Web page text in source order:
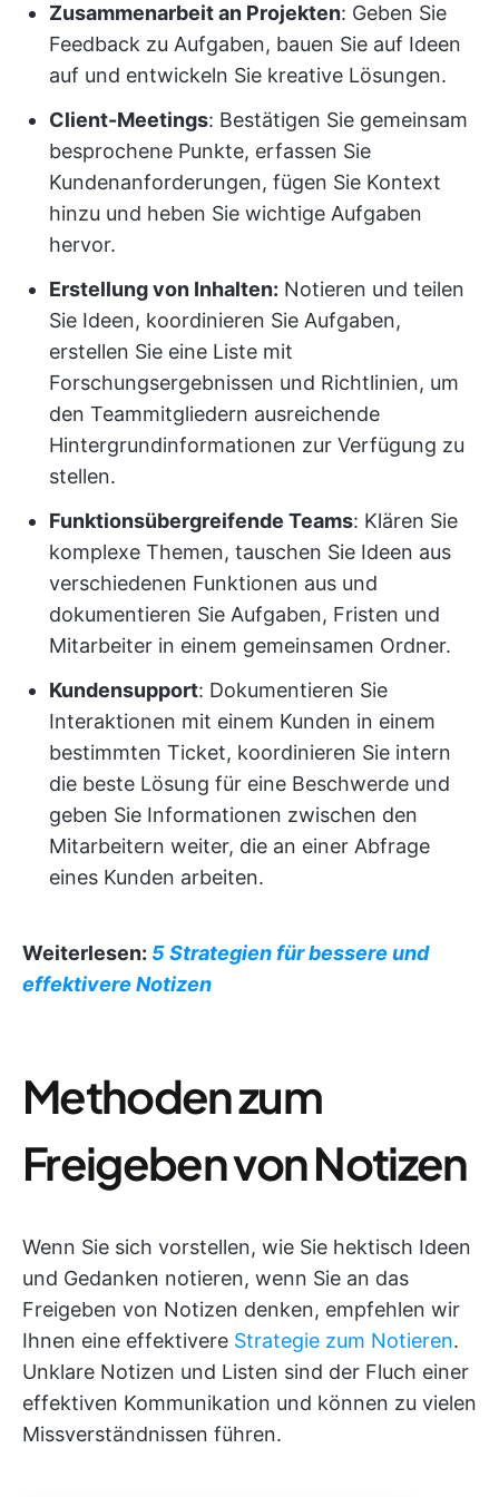
Zusammenarbeit an Projekten: Geben Sie
Feedback zu Aufgaben, bauen Sie auf Ideen
auf und entwickeln Sie kreative Lösungen.
Client-Meetings: Bestätigen Sie gemeinsam
besprochene Punkte, erfassen Sie
Kundenanforderungen, fügen Sie Kontext
hinzu und heben Sie wichtige Aufgaben
hervor.
Erstellung von Inhalten: Notieren und teilen
Sie Ideen, koordinieren Sie Aufgaben,
erstellen Sie eine Liste mit
Forschungsergebnissen und Richtlinien, um
den Teammitgliedern ausreichende
Hintergrundinformationen zur Verfügung zu
stellen.
Funktionsübergreifende Teams: Klären Sie
komplexe Themen, tauschen Sie Ideen aus
verschiedenen Funktionen aus und
dokumentieren Sie Aufgaben, Fristen und
Mitarbeiter in einem gemeinsamen Ordner.
Kundensupport: Dokumentieren Sie
Interaktionen mit einem Kunden in einem
bestimmten Ticket, koordinieren Sie intern
die beste Lösung für eine Beschwerde und
geben Sie Informationen zwischen den
Mitarbeitern weiter, die an einer Abfrage
eines Kunden arbeiten.
Weiterlesen: 5 Strategien für bessere und
effektivere Notizen
Methoden zum
Freigeben von Notizen
Wenn Sie sich vorstellen, wie Sie hektisch Ideen
und Gedanken notieren, wenn Sie an das
Freigeben von Notizen denken, empfehlen wir
Ihnen eine effektivere Strategie zum Notieren.
Unklare Notizen und Listen sind der Fluch einer
effektiven Kommunikation und können zu vielen
Missverständnissen führen.